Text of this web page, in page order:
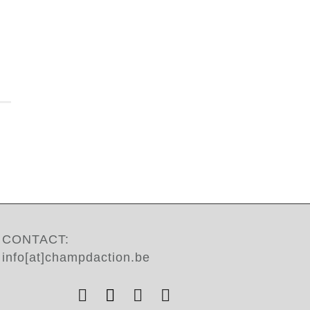
CONTACT:
info[at]champdaction.be